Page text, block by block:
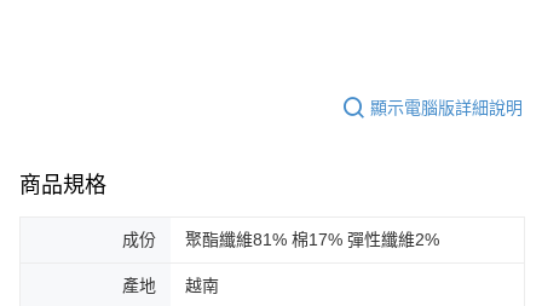
顯示電腦版詳細說明
商品規格
成份 聚酯纖維81% 棉17% 彈性纖維2%
產地 越南